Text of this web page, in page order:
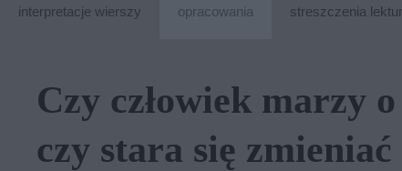
interpretacje wierszy opracowania streszczenia lektur
Czy człowiek marzy
czy stara się